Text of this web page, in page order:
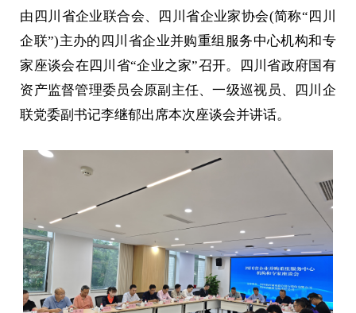
由四川省企业联合会、四川省企业家协会(简称“四川
企联”)主办的四川省企业并购重组服务中心机构和专
家座谈会在四川省“企业之家”召开。四川省政府国有
资产监督管理委员会原副主任、一级巡视员、四川企
联党委副书记李继郁出席本次座谈会并讲话。